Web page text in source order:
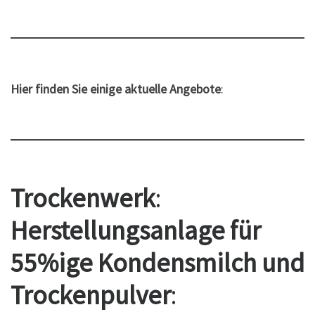
Hier finden Sie einige aktuelle Angebote:
Trockenwerk:
Herstellungsanlage für
55%ige Kondensmilch und
Trockenpulver: